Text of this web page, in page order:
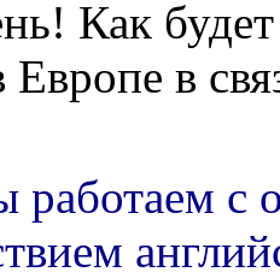
Как
Европе в
работаем с